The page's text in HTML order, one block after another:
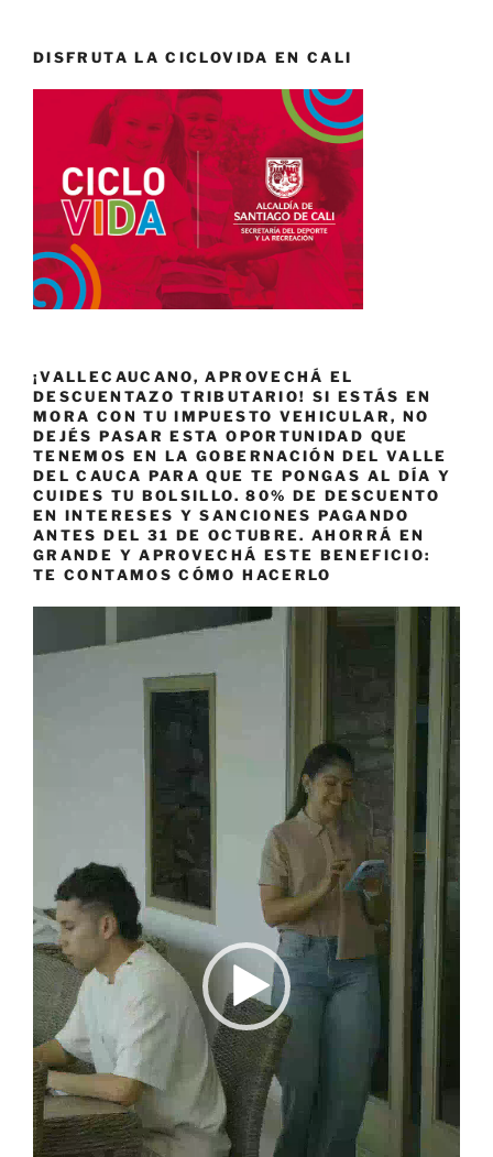
DISFRUTA LA CICLOVIDA EN CALI
¡VALLECAUCANO, APROVECHÁ EL
DESCUENTAZO TRIBUTARIO! SI ESTÁS EN
MORA CON TU IMPUESTO VEHICULAR, NO
DEJÉS PASAR ESTA OPORTUNIDAD QUE
TENEMOS EN LA GOBERNACIÓN DEL VALLE
DEL CAUCA PARA QUE TE PONGAS AL DÍA Y
CUIDES TU BOLSILLO. 80% DE DESCUENTO
EN INTERESES Y SANCIONES PAGANDO
ANTES DEL 31 DE OCTUBRE. AHORRÁ EN
GRANDE Y APROVECHÁ ESTE BENEFICIO:
TE CONTAMOS CÓMO HACERLO